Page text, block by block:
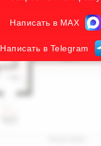
Написать в MAX
Написать в Telegram